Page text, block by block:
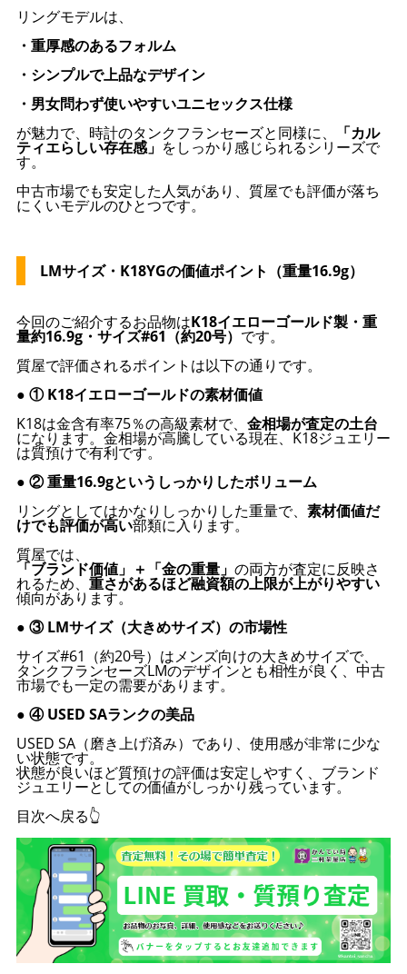
リングモデルは、
・重厚感のあるフォルム
・シンプルで上品なデザイン
・男女問わず使いやすいユニセックス仕様
が魅力で、時計のタンクフランセーズと同様に、
「カル
ティエらしい存在感」 をしっかり感じられるシリーズで
す。
中古市場でも安定した人気があり、質屋でも評価が落ち
にくいモデルのひとつです。
LMサイズ・K18YGの価値ポイント（重量16.9g）
今回のご紹介するお品物はK18イエローゴールド製・重
量約16.9g・サイズ#61（約20号） です。
質屋で評価されるポイントは以下の通りです。
● ① K18イエローゴールドの素材価値
K18は金含有率75％の高級素材で、 金相場が査定の土台
になります。金相場が高騰している現在、K18ジュエリー
は質預けで有利です。
● ② 重量16.9gというしっかりしたボリューム
リングとしてはかなりしっかりした重量で、 素材価値だ
けでも評価が高い部類に入ります。
質屋では、
「ブランド価値」＋「金の重量」 の両方が査定に反映さ
れるため、 重さがあるほど融資額の上限が上がりやすい
傾向があります。
● ③ LMサイズ（大きめサイズ）の市場性
サイズ#61（約20号）はメンズ向けの大きめサイズで、
タンクフランセーズLMのデザインとも相性が良く、中古
市場でも一定の需要があります。
● ④ USED SAランクの美品
USED SA（磨き上げ済み）であり、使用感が非常に少な
い状態です。
状態が良いほど質預けの評価は安定しやすく、ブランド
ジュエリーとしての価値がしっかり残っています。
目次へ戻る👆